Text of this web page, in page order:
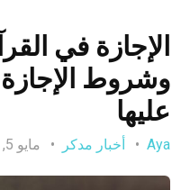
الإجازة في
وشروط
عليها
Aya أخبار مدكر مايو 5, 2023